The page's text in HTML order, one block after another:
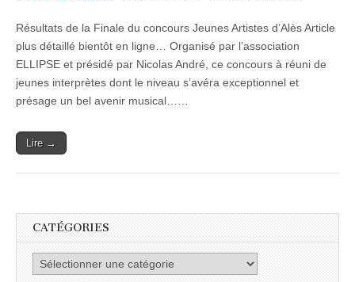
la
concours
Résultats de la Finale du concours Jeunes Artistes d’Alès Article
plus détaillé bientôt en ligne… Organisé par l’association
ELLIPSE et présidé par Nicolas André, ce concours à réuni de
jeunes interprètes dont le niveau s’avéra exceptionnel et
présage un bel avenir musical……
Lire →
CATÉGORIES
Catégories